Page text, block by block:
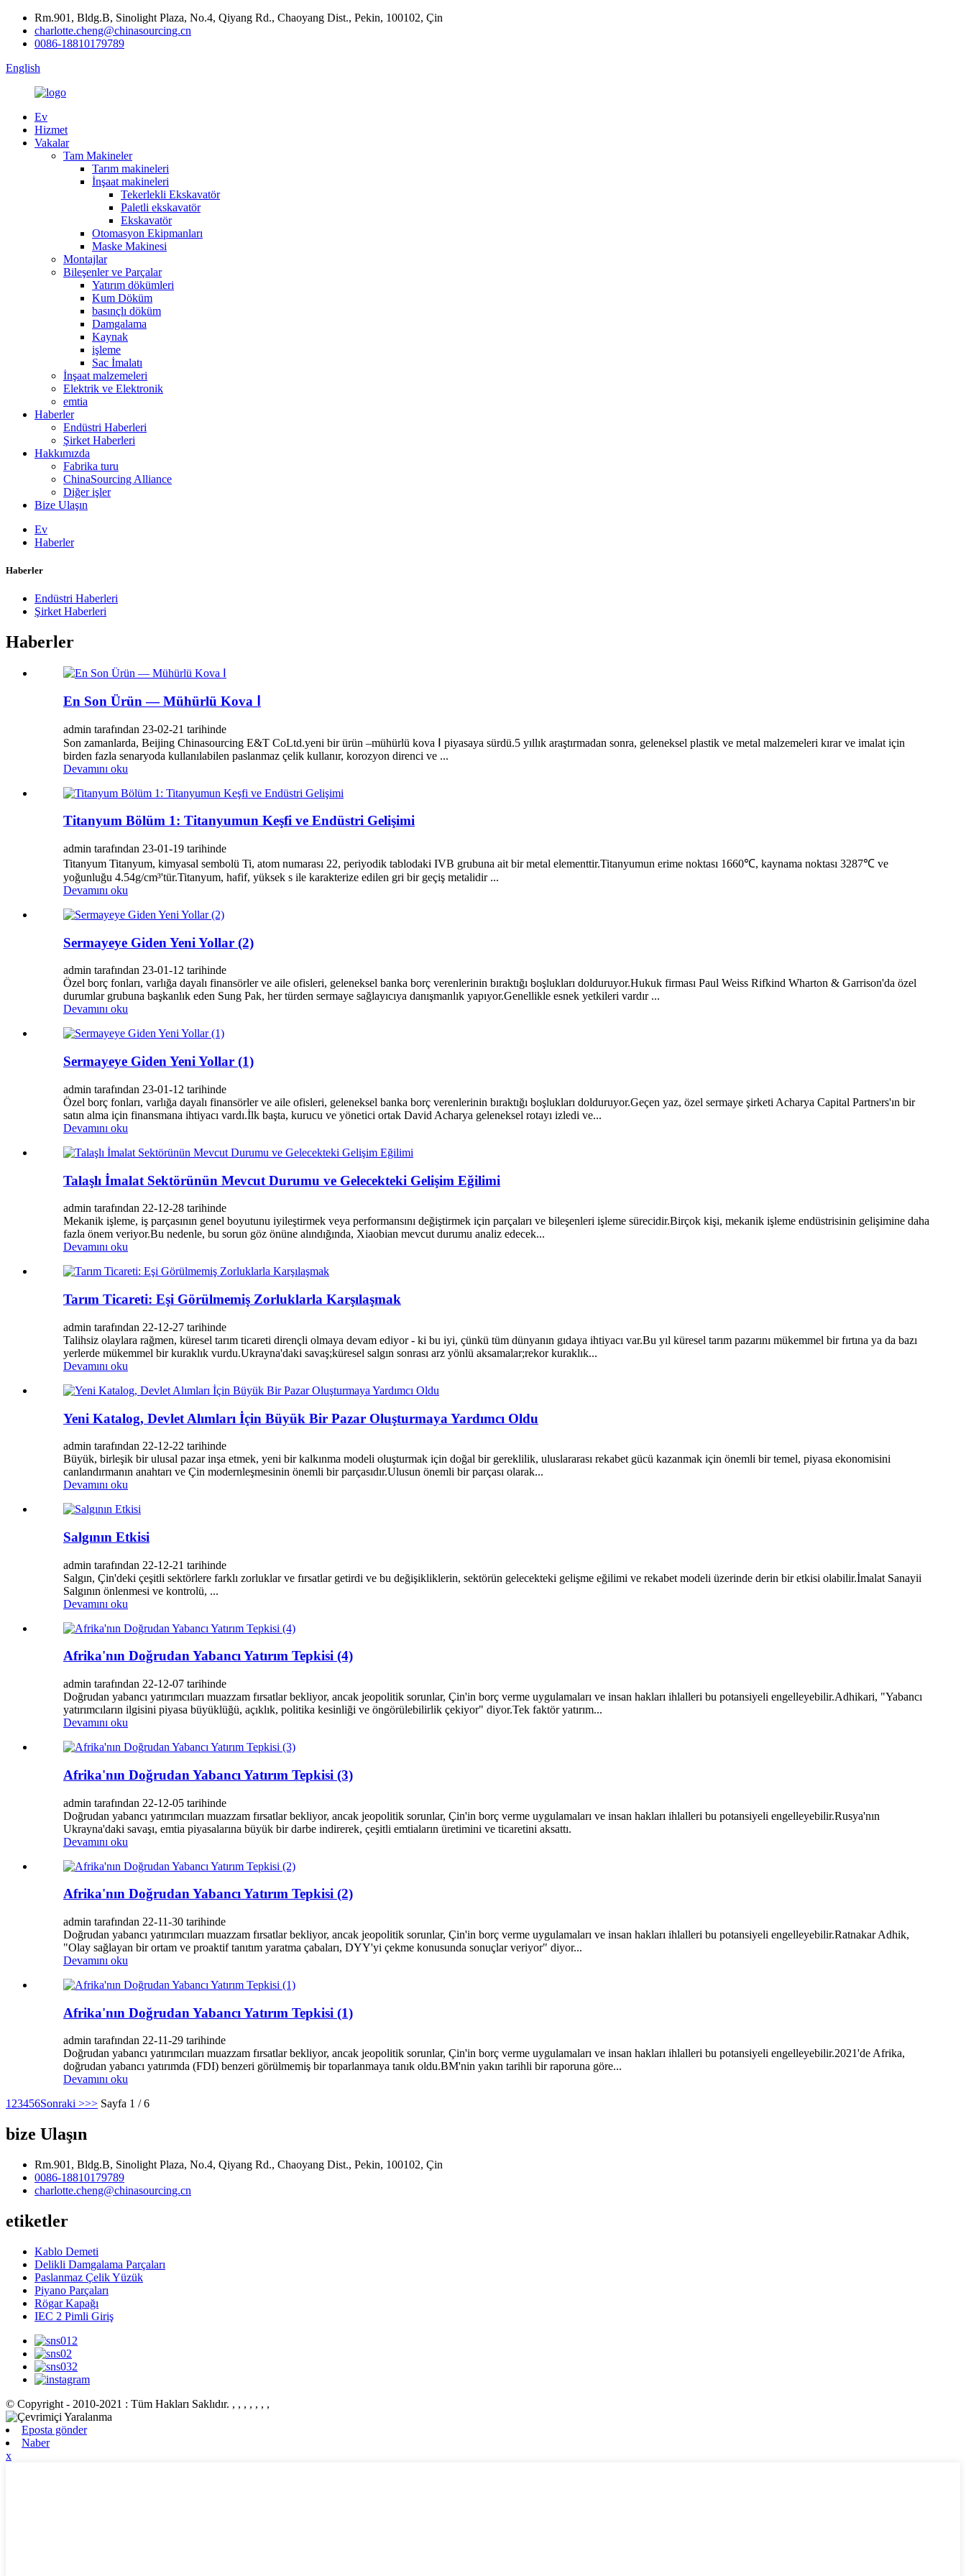
Rm.901, Bldg.B, Sinolight Plaza, No.4, Qiyang Rd., Chaoyang Dist., Pekin, 100102, Çin
charlotte.cheng@chinasourcing.cn
0086-18810179789
English
Ev
Hizmet
Vakalar
Tam Makineler
Tarım makineleri
İnşaat makineleri
Tekerlekli Ekskavatör
Paletli ekskavatör
Ekskavatör
Otomasyon Ekipmanları
Maske Makinesi
Montajlar
Bileşenler ve Parçalar
Yatırım dökümleri
Kum Döküm
basınçlı döküm
Damgalama
Kaynak
işleme
Sac İmalatı
İnşaat malzemeleri
Elektrik ve Elektronik
emtia
Haberler
Endüstri Haberleri
Şirket Haberleri
Hakkımızda
Fabrika turu
ChinaSourcing Alliance
Diğer işler
Bize Ulaşın
Ev
Haberler
Haberler
Endüstri Haberleri
Şirket Haberleri
Haberler
En Son Ürün — Mühürlü Kova Ⅰ
admin tarafından 23-02-21 tarihinde
Son zamanlarda, Beijing Chinasourcing E&T CoLtd.yeni bir ürün –mühürlü kova Ⅰ piyasaya sürdü.5 yıllık araştırmadan sonra, geleneksel plastik ve metal malzemeleri kırar ve imalat için
birden fazla senaryoda kullanılabilen paslanmaz çelik kullanır, korozyon direnci ve ...
Devamını oku
Titanyum Bölüm 1: Titanyumun Keşfi ve Endüstri Gelişimi
admin tarafından 23-01-19 tarihinde
Titanyum Titanyum, kimyasal sembolü Ti, atom numarası 22, periyodik tablodaki IVB grubuna ait bir metal elementtir.Titanyumun erime noktası 1660℃, kaynama noktası 3287℃ ve
yoğunluğu 4.54g/cm³'tür.Titanyum, hafif, yüksek s ile karakterize edilen gri bir geçiş metalidir ...
Devamını oku
Sermayeye Giden Yeni Yollar (2)
admin tarafından 23-01-12 tarihinde
Özel borç fonları, varlığa dayalı finansörler ve aile ofisleri, geleneksel banka borç verenlerinin bıraktığı boşlukları dolduruyor.Hukuk firması Paul Weiss Rifkind Wharton & Garrison'da özel
durumlar grubuna başkanlık eden Sung Pak, her türden sermaye sağlayıcıya danışmanlık yapıyor.Genellikle esnek yetkileri vardır ...
Devamını oku
Sermayeye Giden Yeni Yollar (1)
admin tarafından 23-01-12 tarihinde
Özel borç fonları, varlığa dayalı finansörler ve aile ofisleri, geleneksel banka borç verenlerinin bıraktığı boşlukları dolduruyor.Geçen yaz, özel sermaye şirketi Acharya Capital Partners'ın bir
satın alma için finansmana ihtiyacı vardı.İlk başta, kurucu ve yönetici ortak David Acharya geleneksel rotayı izledi ve...
Devamını oku
Talaşlı İmalat Sektörünün Mevcut Durumu ve Gelecekteki Gelişim Eğilimi
admin tarafından 22-12-28 tarihinde
Mekanik işleme, iş parçasının genel boyutunu iyileştirmek veya performansını değiştirmek için parçaları ve bileşenleri işleme sürecidir.Birçok kişi, mekanik işleme endüstrisinin gelişimine daha
fazla önem veriyor.Bu nedenle, bu sorun göz önüne alındığında, Xiaobian mevcut durumu analiz edecek...
Devamını oku
Tarım Ticareti: Eşi Görülmemiş Zorluklarla Karşılaşmak
admin tarafından 22-12-27 tarihinde
Talihsiz olaylara rağmen, küresel tarım ticareti dirençli olmaya devam ediyor - ki bu iyi, çünkü tüm dünyanın gıdaya ihtiyacı var.Bu yıl küresel tarım pazarını mükemmel bir fırtına ya da bazı
yerlerde mükemmel bir kuraklık vurdu.Ukrayna'daki savaş;küresel salgın sonrası arz yönlü aksamalar;rekor kuraklık...
Devamını oku
Yeni Katalog, Devlet Alımları İçin Büyük Bir Pazar Oluşturmaya Yardımcı Oldu
admin tarafından 22-12-22 tarihinde
Büyük, birleşik bir ulusal pazar inşa etmek, yeni bir kalkınma modeli oluşturmak için doğal bir gereklilik, uluslararası rekabet gücü kazanmak için önemli bir temel, piyasa ekonomisini
canlandırmanın anahtarı ve Çin modernleşmesinin önemli bir parçasıdır.Ulusun önemli bir parçası olarak...
Devamını oku
Salgının Etkisi
admin tarafından 22-12-21 tarihinde
Salgın, Çin'deki çeşitli sektörlere farklı zorluklar ve fırsatlar getirdi ve bu değişikliklerin, sektörün gelecekteki gelişme eğilimi ve rekabet modeli üzerinde derin bir etkisi olabilir.İmalat Sanayii
Salgının önlenmesi ve kontrolü, ...
Devamını oku
Afrika'nın Doğrudan Yabancı Yatırım Tepkisi (4)
admin tarafından 22-12-07 tarihinde
Doğrudan yabancı yatırımcıları muazzam fırsatlar bekliyor, ancak jeopolitik sorunlar, Çin'in borç verme uygulamaları ve insan hakları ihlalleri bu potansiyeli engelleyebilir.Adhikari, "Yabancı
yatırımcıların ilgisini piyasa büyüklüğü, açıklık, politika kesinliği ve öngörülebilirlik çekiyor" diyor.Tek faktör yatırım...
Devamını oku
Afrika'nın Doğrudan Yabancı Yatırım Tepkisi (3)
admin tarafından 22-12-05 tarihinde
Doğrudan yabancı yatırımcıları muazzam fırsatlar bekliyor, ancak jeopolitik sorunlar, Çin'in borç verme uygulamaları ve insan hakları ihlalleri bu potansiyeli engelleyebilir.Rusya'nın
Ukrayna'daki savaşı, emtia piyasalarına büyük bir darbe indirerek, çeşitli emtiaların üretimini ve ticaretini aksattı.
Devamını oku
Afrika'nın Doğrudan Yabancı Yatırım Tepkisi (2)
admin tarafından 22-11-30 tarihinde
Doğrudan yabancı yatırımcıları muazzam fırsatlar bekliyor, ancak jeopolitik sorunlar, Çin'in borç verme uygulamaları ve insan hakları ihlalleri bu potansiyeli engelleyebilir.Ratnakar Adhik,
"Olay sağlayan bir ortam ve proaktif tanıtım yaratma çabaları, DYY'yi çekme konusunda sonuçlar veriyor" diyor...
Devamını oku
Afrika'nın Doğrudan Yabancı Yatırım Tepkisi (1)
admin tarafından 22-11-29 tarihinde
Doğrudan yabancı yatırımcıları muazzam fırsatlar bekliyor, ancak jeopolitik sorunlar, Çin'in borç verme uygulamaları ve insan hakları ihlalleri bu potansiyeli engelleyebilir.2021'de Afrika,
doğrudan yabancı yatırımda (FDI) benzeri görülmemiş bir toparlanmaya tanık oldu.BM'nin yakın tarihli bir raporuna göre...
Devamını oku
123456Sonraki >>> Sayfa 1 / 6
bize Ulaşın
Rm.901, Bldg.B, Sinolight Plaza, No.4, Qiyang Rd., Chaoyang Dist., Pekin, 100102, Çin
0086-18810179789
charlotte.cheng@chinasourcing.cn
etiketler
Kablo Demeti
Delikli Damgalama Parçaları
Paslanmaz Çelik Yüzük
Piyano Parçaları
Rögar Kapağı
IEC 2 Pimli Giriş
© Copyright - 2010-2021 : Tüm Hakları Saklıdır. , , , , , , ,
Eposta gönder
Naber
x